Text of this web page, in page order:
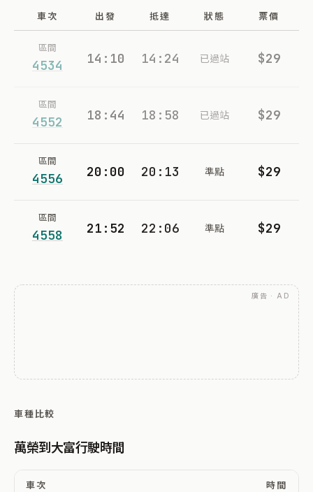
車次 出發 抵達 狀態 票價
區間
4534 14:10 14:24 已過站 $29
區間
4552 18:44 18:58 已過站 $29
區間
4556 20:00 20:13 準點 $29
區間
4558 21:52 22:06 準點 $29
廣告 · AD
車種比較
萬榮到大富行駛時間
車次 時間